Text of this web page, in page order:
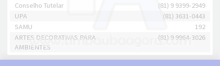
Conselho Tutelar
(81) 9 9399-2949
UPA
(81) 3631-0443
SAMU
192
ARTES DECORATIVAS PARA
AMBIENTES
(81) 9 9964-3026